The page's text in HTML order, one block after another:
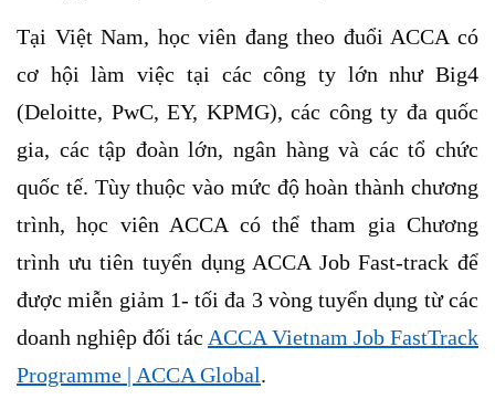
Tại Việt Nam, học viên đang theo đuổi ACCA có
cơ hội làm việc tại các công ty lớn như Big4
(Deloitte, PwC, EY, KPMG), các công ty đa quốc
gia, các tập đoàn lớn, ngân hàng và các tổ chức
quốc tế. Tùy thuộc vào mức độ hoàn thành chương
trình, học viên ACCA có thể tham gia Chương
trình ưu tiên tuyển dụng ACCA Job Fast-track để
được miễn giảm 1- tối đa 3 vòng tuyển dụng từ các
doanh nghiệp đối tác ACCA Vietnam Job FastTrack
Programme | ACCA Global.